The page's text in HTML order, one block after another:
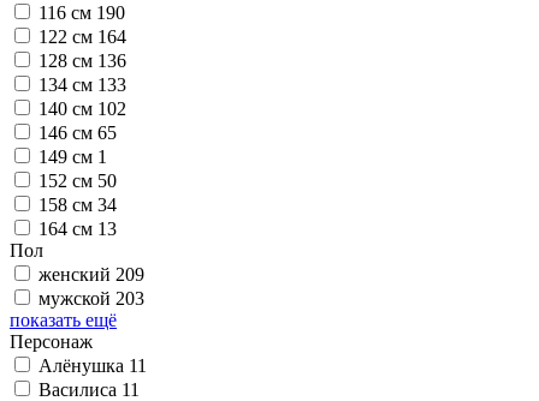
116 см 190
122 см 164
128 см 136
134 см 133
140 см 102
146 см 65
149 см 1
152 см 50
158 см 34
164 см 13
Пол
женский 209
мужской 203
показать ещё
Персонаж
Алёнушка 11
Василиса 11